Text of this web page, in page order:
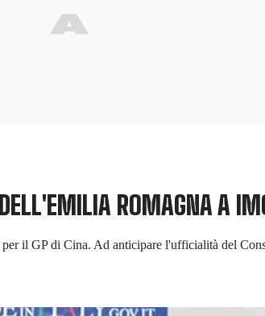
ROMAGNA A
il GP di Cina. Ad anticipare l'ufficialità del